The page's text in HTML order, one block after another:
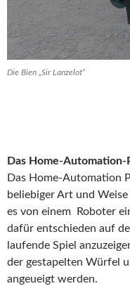
Die Bien „Sir Lanzelot“
Das Home-Automation-
Das Home-Automation
beliebiger Art und
es von einem Roboter
dafür entschieden auf
laufende Spiel
der gestapelten Würfel
angeueigt werden.